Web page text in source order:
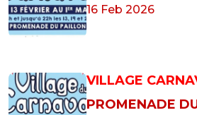
16 Feb 2026
VILLAGE
PROMENADE